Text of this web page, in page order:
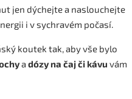
jen dýchejte a naslouchejte
i v sychravém počasí.
koutek tak, aby vše bylo
adózy na čaj či kávu vám